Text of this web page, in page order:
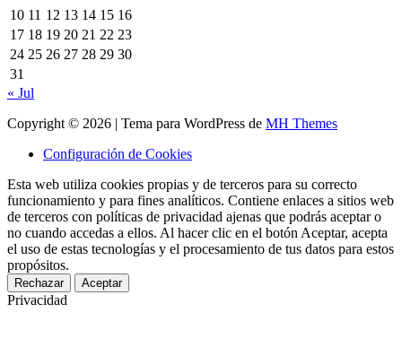
10 11 12 13 14 15 16
17 18 19 20 21 22 23
24 25 26 27 28 29 30
31
« Jul
Copyright © 2026 | Tema para WordPress de MH Themes
Configuración de Cookies
Esta web utiliza cookies propias y de terceros para su correcto
funcionamiento y para fines analíticos. Contiene enlaces a sitios web
de terceros con políticas de privacidad ajenas que podrás aceptar o
no cuando accedas a ellos. Al hacer clic en el botón Aceptar, acepta
el uso de estas tecnologías y el procesamiento de tus datos para estos
propósitos.
Rechazar Aceptar
Privacidad